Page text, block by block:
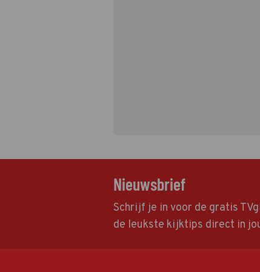
Nieuwsbrief
Schrijf je in voor de gratis
de leukste kijktips direct in